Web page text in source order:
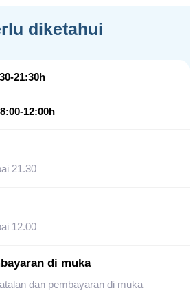
diketahui
21:30h
12:00h
21.30
12.00
di muka
dan pembayaran di muka